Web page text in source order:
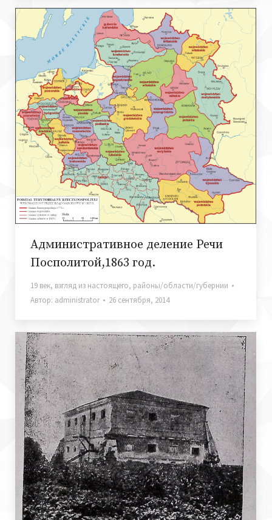
Административное деление Речи
Посполитой,1863 год.
19 век, взгляд из настоящего, районы/области/губернии
Автор: administrator 26 сентября, 2014